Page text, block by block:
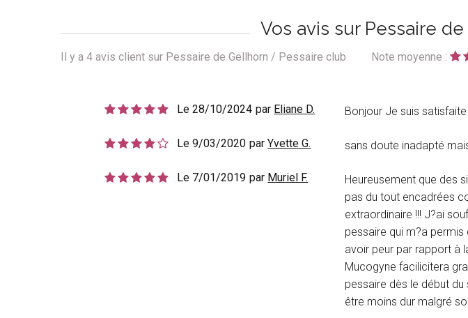
Vos avis sur Pessaire
Il y a 4 avis client sur Pessaire de Gellhorn / Pessaire club Note moyenne :
Le 28/10/2024 par Eliane D. Bonjour Je suis
Le 9/03/2020 parYvette G. sans doute inadapté
Le 7/01/2019 par Muriel F.
Heureusement que des
pas du tout encadrées
extraordinaire !!! J?ai
pessaire qui m?a
avoir peur par rapport à
Mucogyne facilicitera
pessaire dès le début
être moins dur malgré